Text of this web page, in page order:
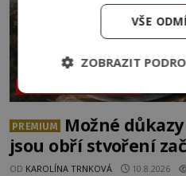
PREMIUM
Možné
jsou obří stvoření
OD KAROLÍNA TRNKOVÁ 10.8.2026
VŠE
ZOBRAZIT